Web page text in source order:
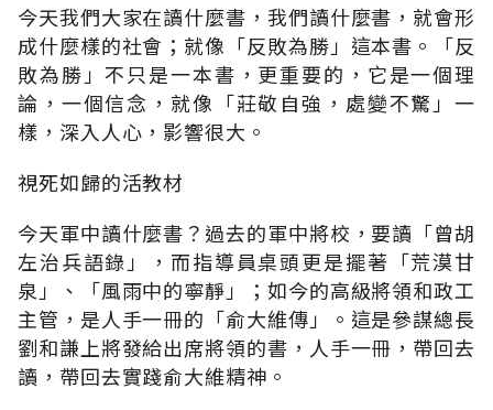
今天我們大家在讀什麼書，我們讀什麼書，就會形
成什麼樣的社會；就像「反敗為勝」這本書。「反
敗為勝」不只是一本書，更重要的，它是一個理
論，一個信念，就像「莊敬自強，處變不驚」一
樣，深入人心，影響很大。
視死如歸的活教材
今天軍中讀什麼書？過去的軍中將校，要讀「曾胡
左治兵語錄」，而指導員桌頭更是擺著「荒漠甘
泉」、「風雨中的寧靜」；如今的高級將領和政工
主管，是人手一冊的「俞大維傳」。這是參謀總長
劉和謙上將發給出席將領的書，人手一冊，帶回去
讀，帶回去實踐俞大維精神。